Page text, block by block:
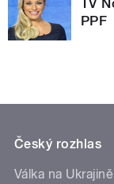
PPF
Český rozhlas
Válka na Ukrajině